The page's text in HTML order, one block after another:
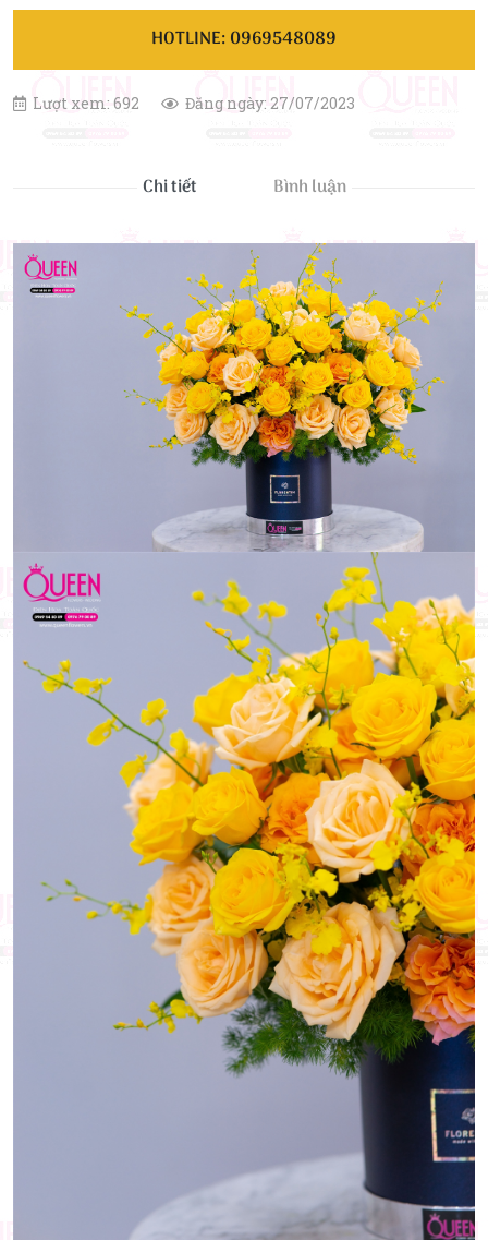
HOTLINE: 0969548089
Lượt xem: 692 Đăng ngày: 27/07/2023
Chi tiết Bình luận